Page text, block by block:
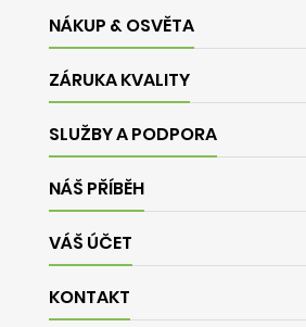
NÁKUP & OSVĚTA
ZÁRUKA KVALITY
SLUŽBY A PODPORA
NÁŠ PŘÍBĚH
VÁŠ ÚČET
KONTAKT